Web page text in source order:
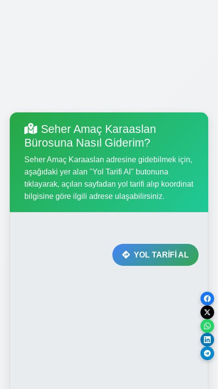
Seher Amaç Karaaslan
Bürosuna Nasıl Giderim?
Seher Amaç Karaaslan adresine gidebilmek için,
aşağıdaki yer alan "Yol Tarifi Al" butonuna
tıklayarak, açılan sayfadan yol tarifi alıp koordinat
bilgisine göre ilgili adrese ulaşabilirsiniz.
YOL TARİFİ AL